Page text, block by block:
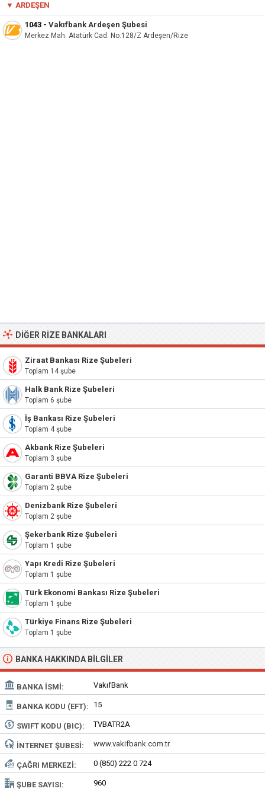
▼ ARDEŞEN
1043 - Vakıfbank Ardeşen Şubesi
Merkez Mah. Atatürk Cad. No:128/Z Ardeşen/Rize
DIĞER RIZE BANKALARI
Ziraat Bankası Rize Şubeleri
Toplam 14 şube
Halk Bank Rize Şubeleri
Toplam 6 şube
İş Bankası Rize Şubeleri
Toplam 4 şube
Akbank Rize Şubeleri
Toplam 3 şube
Garanti BBVA Rize Şubeleri
Toplam 2 şube
Denizbank Rize Şubeleri
Toplam 2 şube
Şekerbank Rize Şubeleri
Toplam 1 şube
Yapı Kredi Rize Şubeleri
Toplam 1 şube
Türk Ekonomi Bankası Rize Şubeleri
Toplam 1 şube
Türkiye Finans Rize Şubeleri
Toplam 1 şube
BANKA HAKKINDA BILGILER
BANKA İSMI: VakıfBank
BANKA KODU (EFT): 15
SWIFT KODU (BIC): TVBATR2A
İNTERNET ŞUBESI: www.vakifbank.com.tr
ÇAĞRI MERKEZI: 0 (850) 222 0 724
ŞUBE SAYISI: 960